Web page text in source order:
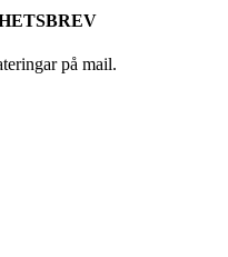
på mail.